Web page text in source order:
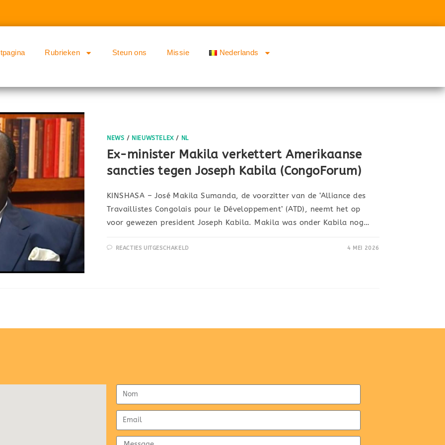
Rubrieken Steun ons Missie Nederlands
NEWS / NIEUWSTELEX/ NL
Ex-minister Makila verkettert Amerikaanse
sancties tegen Joseph Kabila (CongoForum)
KINSHASA – José Makila Sumanda, de voorzitter van de ‘Alliance des
Travaillistes Congolais pour le Développement’ (ATD), neemt het op
voor gewezen president Joseph Kabila. Makila was onder Kabila nog…
REACTIES UITGESCHAKELD 4 MEI 2026